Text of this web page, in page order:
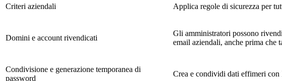
Criteri aziendali Applica regole di sicurezza per
Domini e account rivendicati
Gli amministratori possono
email aziendali, anche prima che
Condivisione e generazione temporanea di
password
Crea e condividi dati effimeri con